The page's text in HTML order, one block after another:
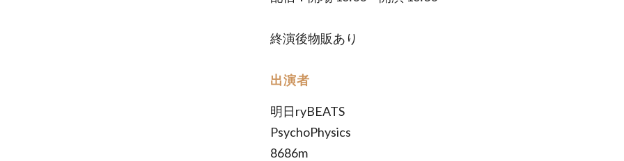
終演後物販あり
出演者
明日ryBEATS
PsychoPhysics
8686m